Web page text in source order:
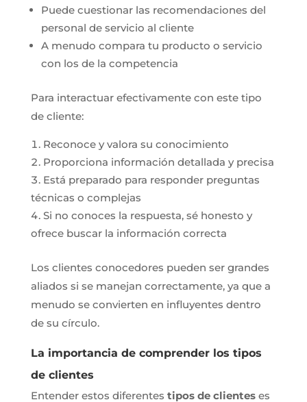
Puede cuestionar las recomendaciones del
personal de servicio al cliente
A menudo compara tu producto o servicio
con los de la competencia
Para interactuar efectivamente con este tipo
de cliente:
Reconoce y valora su conocimiento
Proporciona información detallada y precisa
Está preparado para responder preguntas
técnicas o complejas
Si no conoces la respuesta, sé honesto y
ofrece buscar la información correcta
Los clientes conocedores pueden ser grandes
aliados si se manejan correctamente, ya que a
menudo se convierten en influyentes dentro
de su círculo.
La importancia de comprender los tipos
de clientes
Entender estos diferentes tipos de clienteses